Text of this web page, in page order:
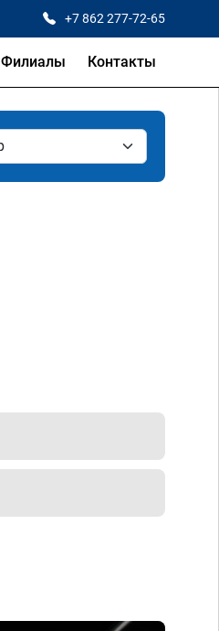
+7 862 277-72-65
Филиалы Контакты